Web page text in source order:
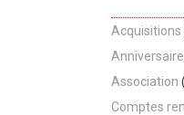
Acquisitions
Anniversaire
Association
Comptes